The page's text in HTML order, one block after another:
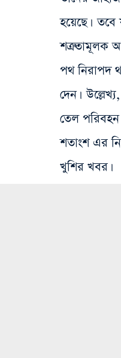
হয়েছে। তবে
শত্রুতামূলক
পথ নিরাপদ
দেন।
তেল
শতাংশ এর
খুশির খবর।